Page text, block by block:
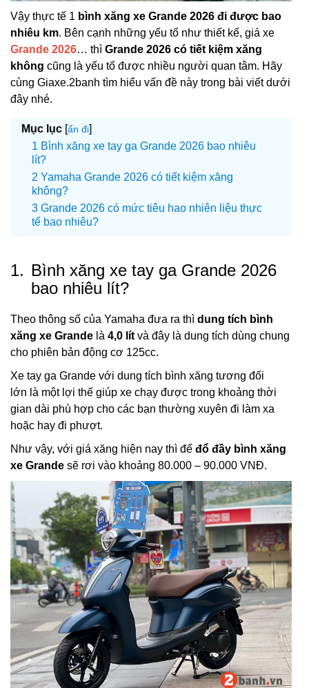
Vậy thực tế 1 bình xăng xe Grande 2026 đi được bao
nhiêu km. Bên cạnh những yếu tố như thiết kế, giá xe
Grande 2026… thì Grande 2026 có tiết kiệm xăng
không cũng là yếu tố được nhiều người quan tâm. Hãy
cùng Giaxe.2banh tìm hiểu vấn đề này trong bài viết dưới
đây nhé.
Mục lục [ẩn đi]
Bình xăng xe tay ga Grande 2026 bao nhiêu
lít?
Yamaha Grande 2026 có tiết kiệm xăng
không?
Grande 2026 có mức tiêu hao nhiên liệu thực
tế bao nhiêu?
1. Bình xăng xe tay ga Grande 2026
bao nhiêu lít?
Theo thông số của Yamaha đưa ra thì dung tích bình
xăng xe Grande là 4,0 lít và đây là dung tích dùng chung
cho phiên bản động cơ 125cc.
Xe tay ga Grande với dung tích bình xăng tương đối
lớn là một lợi thế giúp xe chạy được trong khoảng thời
gian dài phù hợp cho các bạn thường xuyên đi làm xa
hoặc hay đi phượt.
Như vậy, với giá xăng hiện nay thì để đổ đầy bình xăng
xe Grande sẽ rơi vào khoảng 80.000 – 90.000 VNĐ.